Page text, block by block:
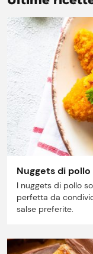
Nuggets di
I nuggets di pollo
perfetta da
salse preferite.